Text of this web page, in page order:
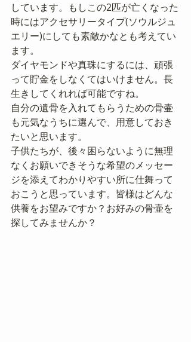
しています。もしこの2匹が亡くなった
時にはアクセサリータイプ(ソウルジュ
エリー)にしても素敵かなとも考えてい
ます。
ダイヤモンドや真珠にするには、頑張
って貯金をしなくてはいけません。長
生きしてくれれば可能ですね。
自分の遺骨を入れてもらうための骨壷
も元気なうちに選んで、用意しておき
たいと思います。
子供たちが、後々困らないように無理
なくお願いできそうな希望のメッセー
ジを添えてわかりやすい所に仕舞って
おこうと思っています。皆様はどんな
供養をお望みですか？お好みの骨壷を
探してみませんか？